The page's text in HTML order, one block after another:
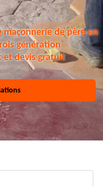
maçonnerie de père en
génération
et devis gratuit